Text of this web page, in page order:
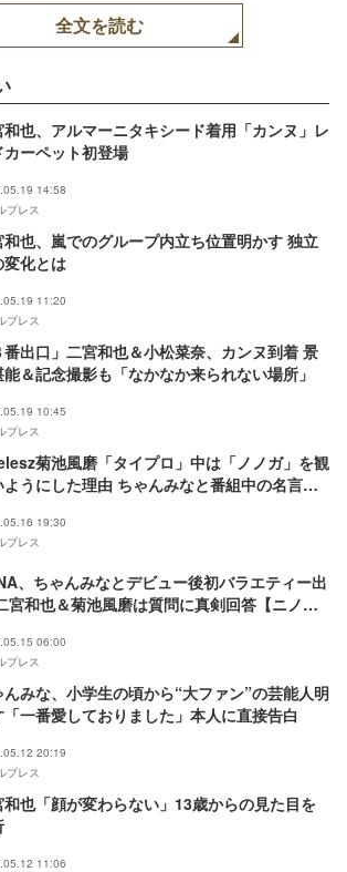
全文を読む
和也、アルマーニタキシード着用「カンヌ」レ
カーペット初登場
14:58
プレス
和也、嵐でのグループ内立ち位置明かす 独立
変化とは
11:20
プレス
番出口」二宮和也＆小松菜奈、カンヌ到着 景
＆記念撮影も「なかなか来られない場所」
10:45
プレス
菊池風磨「タイプロ」中は「ノノガ」を観
ようにした理由 ちゃんみなと番組中の名言交
19:30
プレス
、ちゃんみなとデビュー後初バラエティー出
宮和也＆菊池風磨は質問に真剣回答【ニノさ
06:00
プレス
んみな、小学生の頃から“大ファン”の芸能人明
「一番愛しておりました」本人に直接告白
20:19
プレス
和也「顔が変わらない」13歳からの見た目を
11:06